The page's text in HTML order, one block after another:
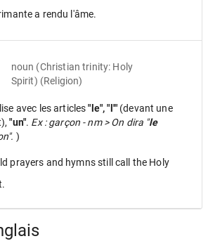
a rendu l'âme.
noun (Christian trinity: Holy
Spirit) (Religion)
avec les articles"le", "l'" (devant une
"un". Ex : garçon - nm > On dira "le
)
prayers and hymns still call the Holy